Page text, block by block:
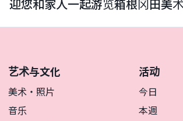
迎您和家人一起游览箱根冈田美术
艺术与文化
美术・照片
音乐
活动
今日
本週